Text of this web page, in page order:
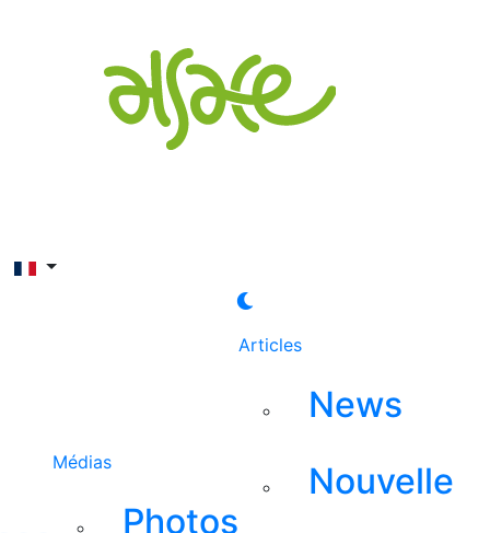
Médias
Photos
Articles
News
Nouvelle